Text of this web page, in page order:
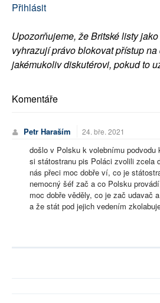
Přihlásit
Upozorňujeme, že Britské listy
vyhrazují právo blokovat přístup
jakémukoliv diskutérovi, pokud to
Komentáře
Petr Haraším 24. bře. 2021
došlo v Polsku k volebnímu podvodu
si státostranu pis Poláci zvolili zcela
nás přeci moc dobře ví, co je
nemocný šéf zač a co Polsku
moc dobře věděly, co je zač udavač
a že stát pod jejich vedením